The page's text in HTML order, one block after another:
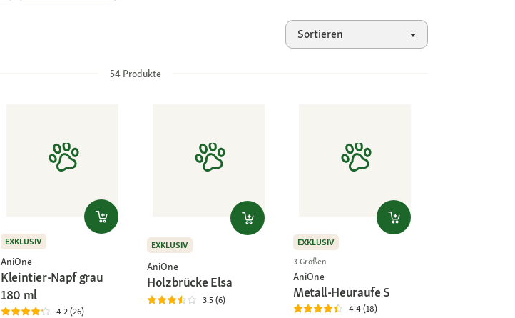
Sortieren
54 Produkte
EXKLUSIV
AniOne
Kleintier-Napf grau
180 ml
4.2 (26)
EXKLUSIV
AniOne
Holzbrücke Elsa
3.5 (6)
EXKLUSIV
3 Größen
AniOne
Metall-Heuraufe S
4.4 (18)